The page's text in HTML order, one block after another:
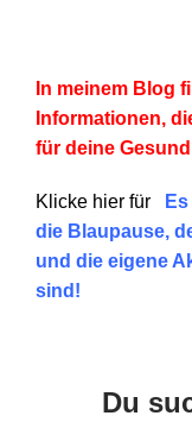
In meinem Blog
Informationen,
für deine
Klicke hier für
die Blaupause,
und die eigene
sind!
Du